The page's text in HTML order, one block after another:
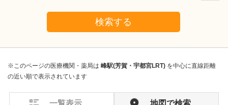
検索する
※このページの医療機関・薬局は 峰駅(芳賀・宇都宮LRT) を中心に直線距離
の近い順で表示されています
一覧表示 地図で検索